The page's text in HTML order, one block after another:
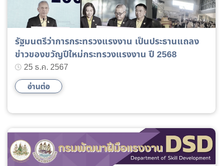
รัฐมนตรีว่าการกระทรวงแรงงาน เป็นประธานแถลง
ข่าวของขวัญปีใหม่กระทรวงแรงงาน ปี 2568
25 ธ.ค. 2567
อ่านต่อ